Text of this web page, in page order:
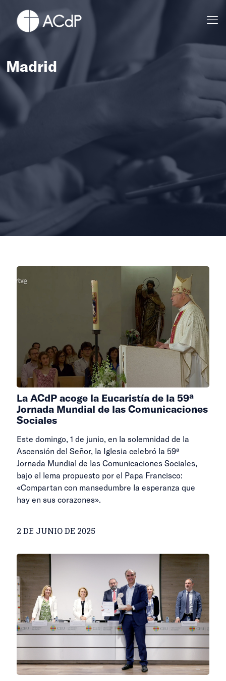
Madrid
La ACdP acoge la Eucaristía de la 59ª
Jornada Mundial de las Comunicaciones
Sociales
Este domingo, 1 de junio, en la solemnidad de la
Ascensión del Señor, la Iglesia celebró la 59ª
Jornada Mundial de las Comunicaciones Sociales,
bajo el lema propuesto por el Papa Francisco:
«Compartan con mansedumbre la esperanza que
hay en sus corazones».
2 DE JUNIO DE 2025